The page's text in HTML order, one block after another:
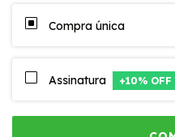
Compra única
Assinatura +10% OFF